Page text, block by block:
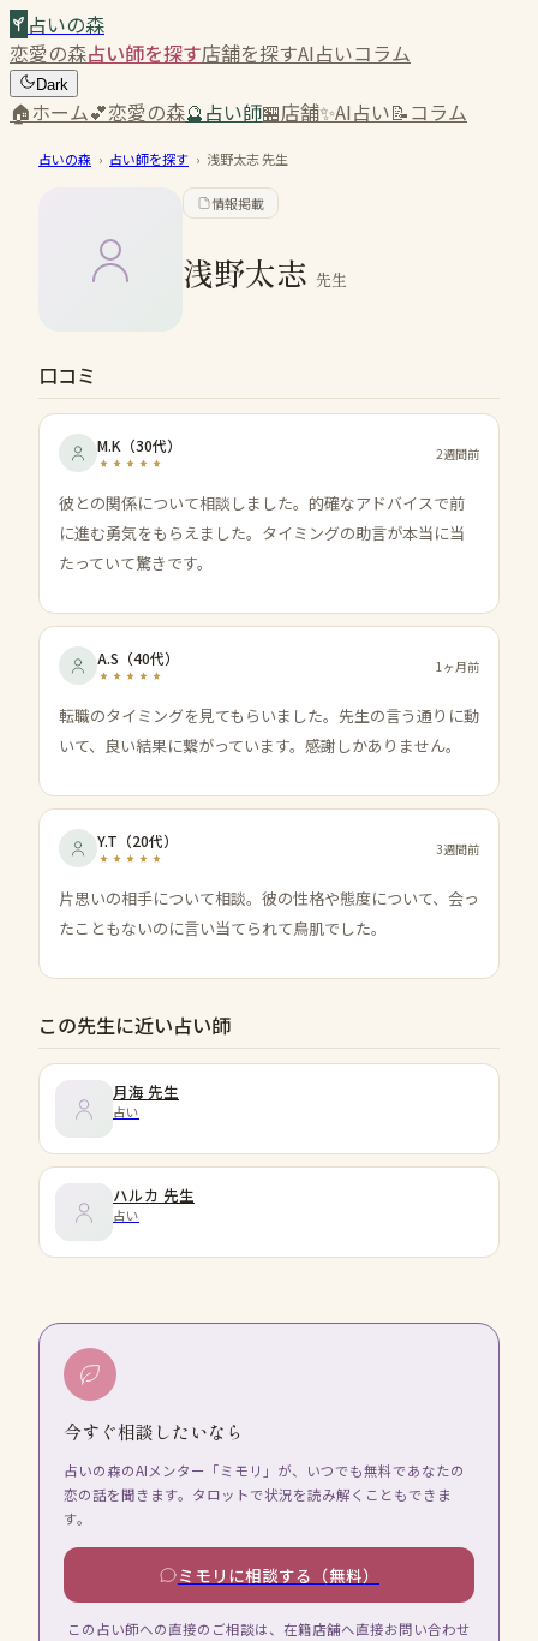
占いの森
恋愛の森占い師を探す店舗を探すAI占いコラム
Dark
🏠ホーム💕恋愛の森🔮占い師🏪店舗✨AI占い📝コラム
占いの森 › 占い師を探す › 浅野太志先生
情報掲載
浅野太志 先生
口コミ
M.K （30代） 2週間前
彼との関係について相談しました。的確なアドバイスで前
に進む勇気をもらえました。タイミングの助言が本当に当
たっていて驚きです。
A.S （40代） 1ヶ月前
転職のタイミングを見てもらいました。先生の言う通りに動
いて、良い結果に繋がっています。感謝しかありません。
Y.T （20代） 3週間前
片思いの相手について相談。彼の性格や態度について、会っ
たこともないのに言い当てられて鳥肌でした。
この先生に近い占い師
月海 先生
占い
ハルカ 先生
占い
今すぐ相談したいなら
占いの森のAIメンター「ミモリ」が、いつでも無料であなたの
恋の話を聞きます。タロットで状況を読み解くこともできま
す。
ミモリに相談する（無料）
この占い師への直接のご相談は、在籍店舗へ直接お問い合わせ